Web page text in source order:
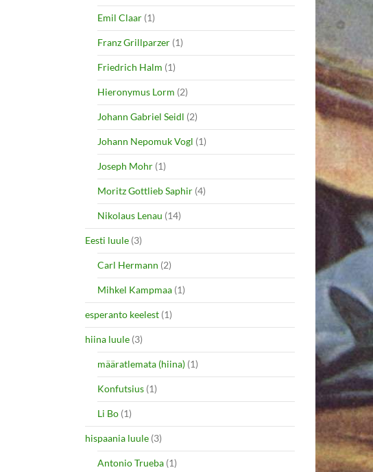
Emil Claar (1)
Franz Grillparzer (1)
Friedrich Halm (1)
Hieronymus Lorm (2)
Johann Gabriel Seidl (2)
Johann Nepomuk Vogl (1)
Joseph Mohr (1)
Moritz Gottlieb Saphir (4)
Nikolaus Lenau (14)
Eesti luule (3)
Carl Hermann (2)
Mihkel Kampmaa (1)
esperanto keelest (1)
hiina luule (3)
määratlemata (hiina) (1)
Konfutsius (1)
Li Bo (1)
hispaania luule (3)
Antonio Trueba (1)